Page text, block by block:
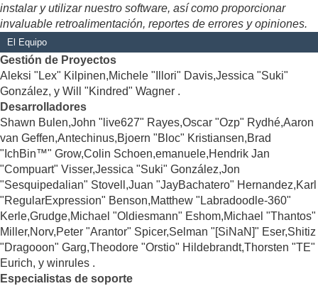
instalar y utilizar nuestro software, así como proporcionar
invaluable retroalimentación, reportes de errores y opiniones.
El Equipo
Gestión de Proyectos
Aleksi "Lex" Kilpinen,Michele "Illori" Davis,Jessica "Suki"
González, y Will "Kindred" Wagner .
Desarrolladores
Shawn Bulen,John "live627" Rayes,Oscar "Ozp" Rydhé,Aaron
van Geffen,Antechinus,Bjoern "Bloc" Kristiansen,Brad
"IchBin™" Grow,Colin Schoen,emanuele,Hendrik Jan
"Compuart" Visser,Jessica "Suki" González,Jon
"Sesquipedalian" Stovell,Juan "JayBachatero" Hernandez,Karl
"RegularExpression" Benson,Matthew "Labradoodle-360"
Kerle,Grudge,Michael "Oldiesmann" Eshom,Michael "Thantos"
Miller,Norv,Peter "Arantor" Spicer,Selman "[SiNaN]" Eser,Shitiz
"Dragooon" Garg,Theodore "Orstio" Hildebrandt,Thorsten "TE"
Eurich, y winrules .
Especialistas de soporte